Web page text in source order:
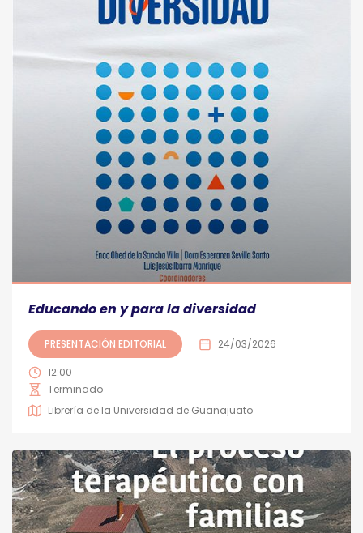
Educando en y para la diversidad
PRESENTACIÓN EDITORIAL 24/03/2026
12:00
Terminado
Librería de la Universidad de Guanajuato